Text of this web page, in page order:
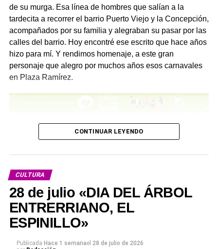
de su murga. Esa línea de hombres que salían a la
tardecita a recorrer el barrio Puerto Viejo y la Concepción,
acompañados por su familia y alegraban su pasar por las
calles del barrio. Hoy encontré ese escrito que hace años
hizo para mí. Y rendimos homenaje, a este gran
personaje que alegro por muchos años esos carnavales
en Plaza Ramírez.
– “Historia y reseña de la Agrupación Murguista más
veterana de Concepción del Uruguay”
pequeño grupo de muchachos decididos a seguir con la
murga, que con el tiempo ha llegado a ser la más
veterana y popular.
Se inició como todas las murgas, con poco y nada y
luchando contra el tiempo. Solamente en ocho días
estábamos en los corsos con “Los Negros Atrás de la
CONTINUAR LEYENDO
CULTURA
28 de julio «DIA DEL ÁRBOL
ENTRERRIANO, EL
ESPINILLO»
Publicada Hace 1 semanael 28 de julio de 2026